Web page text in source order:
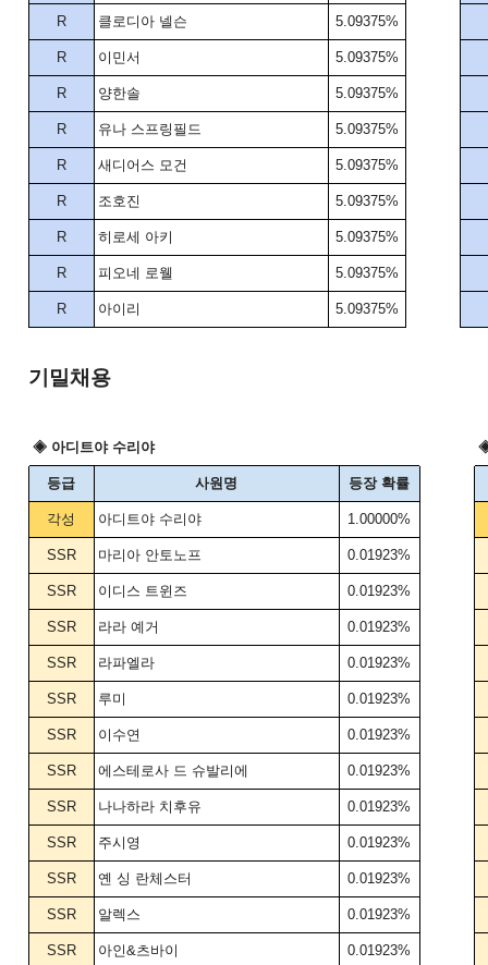
R 클로디아 넬슨 5.09375%
R 이민서 5.09375%
R 양한솔 5.09375%
R 유나 스프링필드 5.09375%
R 새디어스 모건 5.09375%
R 조호진 5.09375%
R 히로세 아키 5.09375%
R 피오네 로웰 5.09375%
R 아이리 5.09375%
기밀채용
◈ 아디트야 수리야
등급 사원명 등장 확률
각성 아디트야 수리야 1.00000%
SSR 마리아 안토노프 0.01923%
SSR 이디스 트윈즈 0.01923%
SSR 라라 예거 0.01923%
SSR 라파엘라 0.01923%
SSR 루미 0.01923%
SSR 이수연 0.01923%
SSR 에스테로사 드 슈발리에 0.01923%
SSR 나나하라 치후유 0.01923%
SSR 주시영 0.01923%
SSR 옌 싱 란체스터 0.01923%
SSR 알렉스 0.01923%
SSR 아인&츠바이 0.01923%